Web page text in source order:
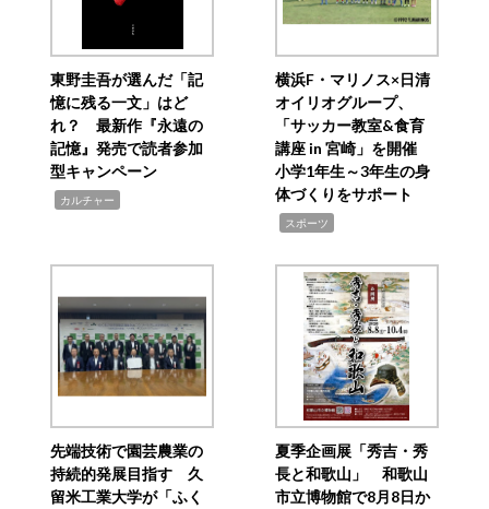
東野圭吾が選んだ「記
憶に残る一文」はど
れ？ 最新作『永遠の
記憶』発売で読者参加
型キャンペーン
カルチャー
横浜F・マリノス×日清
オイリオグループ、
「サッカー教室&食育
講座 in 宮崎」を開催
小学1年生～3年生の身
体づくりをサポート
スポーツ
先端技術で園芸農業の
持続的発展目指す 久
留米工業大学が「ふく
夏季企画展「秀吉・秀
長と和歌山」 和歌山
市立博物館で8月8日か